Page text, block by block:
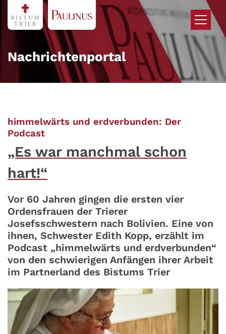
Zum Inhalt springen
Nachrichtenportal
himmelwärts und erdverbunden: Der
Podcast:
„Es war manchmal schon
hart!“
Vor 60 Jahren gingen die ersten vier
Ordensfrauen der Trierer
Josefsschwestern nach Bolivien. Eine von
ihnen, Schwester Edith Kopp, erzählt im
Podcast „himmelwärts und erdverbunden“
von den schwierigen Anfängen ihrer Arbeit
im Partnerland des Bistums Trier